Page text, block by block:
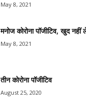
May 8, 2021
मनोज कोरोना पॉजीटिव, खुद नहीं
May 8, 2021
तीन कोरोना पॉजीटिव
August 25, 2020